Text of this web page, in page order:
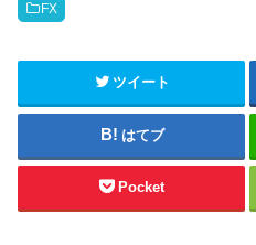
FX
ツイート
はてブ
Pocket